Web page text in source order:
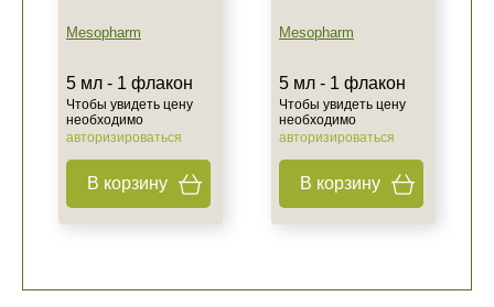
Mesopharm
5 мл - 1 флакон
Чтобы увидеть цену
необходимо
авторизироваться
В корзину
Mesopharm
5 мл - 1 флакон
Чтобы увидеть цену
необходимо
авторизироваться
В корзину